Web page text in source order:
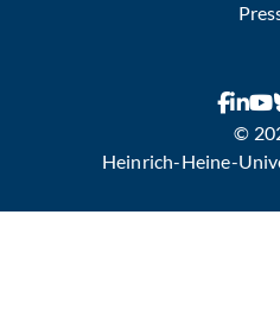
©
Heinrich-Heine-